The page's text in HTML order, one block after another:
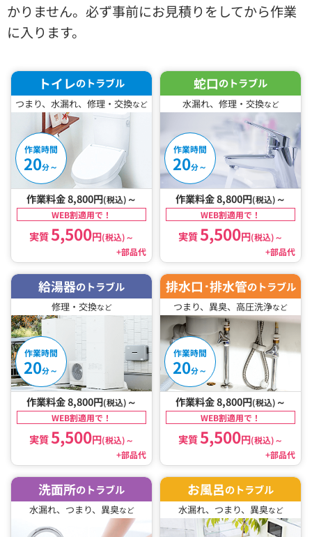
かりません。必ず事前にお見積りをしてから作業
に入ります。
トイレのトラブル
つまり、水漏れ、修理・交換など
作業時間
20分～
作業料金 8,800円(税込) ～
WEB割適用で！
実質5,500円(税込)～
+部品代
蛇口のトラブル
水漏れ、修理・交換など
作業時間
20分～
作業料金 8,800円(税込) ～
WEB割適用で！
実質5,500円(税込)～
+部品代
給湯器のトラブル
修理・交換など
作業時間
20分～
作業料金 8,800円(税込) ～
WEB割適用で！
実質5,500円(税込)～
+部品代
排水口･排水管のトラブル
つまり、異臭、高圧洗浄など
作業時間
20分～
作業料金 8,800円(税込) ～
WEB割適用で！
実質5,500円(税込)～
+部品代
洗面所のトラブル
水漏れ、つまり、異臭など
お風呂のトラブル
水漏れ、つまり、異臭など